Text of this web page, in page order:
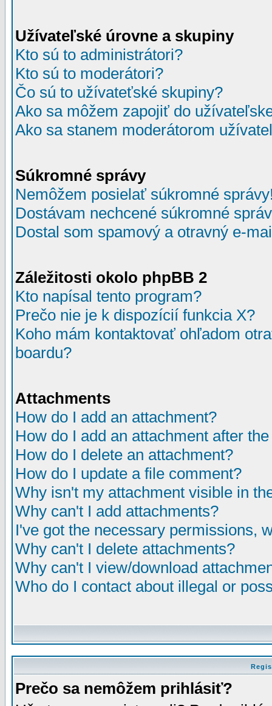
Užívateľské úrovne a skupiny
Kto sú to administrátori?
Kto sú to moderátori?
Čo sú to užívateťské skupiny?
Ako sa môžem zapojiť do
Ako sa stanem moderátorom
Súkromné správy
Nemôžem posielať súkromné
Dostávam nechcené súkromné
Dostal som spamový a otravný e-
Záležitosti okolo phpBB 2
Kto napísal tento program?
Prečo nie je k dispozícií funkcia X?
Koho mám kontaktovať ohľadom
boardu?
Attachments
How do I add an attachment?
How do I add an attachment after
How do I delete an attachment?
How do I update a file comment?
Why isn't my attachment visible in
Why can't I add attachments?
I've got the necessary permissions,
Why can't I delete attachments?
Why can't I view/download
Who do I contact about illegal or
Prečo sa nemôžem prihlásiť?